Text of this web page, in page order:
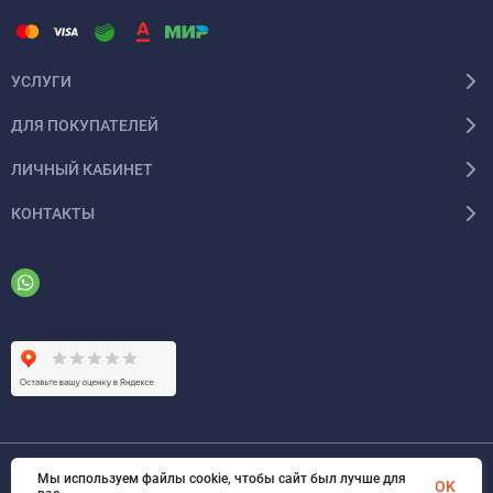
УСЛУГИ
ДЛЯ ПОКУПАТЕЛЕЙ
ЛИЧНЫЙ КАБИНЕТ
КОНТАКТЫ
© 2026 ООО «ФАЗИНЖИНИРИНГ». Все права защищены
Мы используем файлы cookie, чтобы сайт был лучше для
OK